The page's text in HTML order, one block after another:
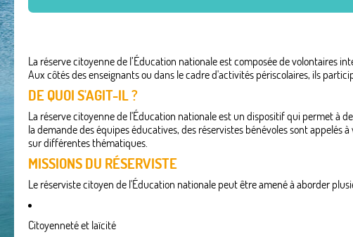
La réserve citoyenne de l’Éducation nationale est composée de volontaires
Aux côtés des enseignants ou dans le cadre d'activités périscolaires, ils
DE QUOI S'AGIT-IL ?
La réserve citoyenne de l'Éducation nationale est un dispositif qui permet à
la demande des équipes éducatives, des réservistes bénévoles sont
sur différentes thématiques.
MISSIONS DU RÉSERVISTE
Le réserviste citoyen de l'Éducation nationale peut être amené à aborder
Citoyenneté et laïcité